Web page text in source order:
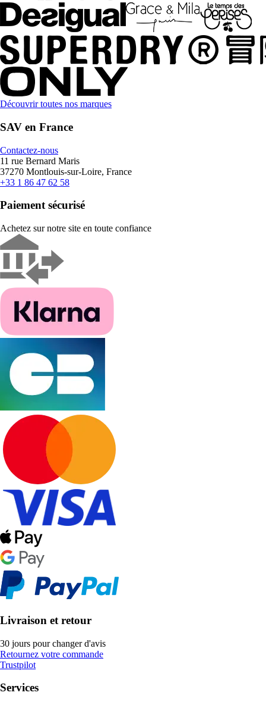
Découvrir toutes nos marques
SAV en France
Contactez-nous
11 rue Bernard Maris
37270 Montlouis-sur-Loire, France
+33 1 86 47 62 58
Paiement sécurisé
Achetez sur notre site en toute confiance
Livraison et retour
30 jours pour changer d'avis
Retournez votre commande
Trustpilot
Services